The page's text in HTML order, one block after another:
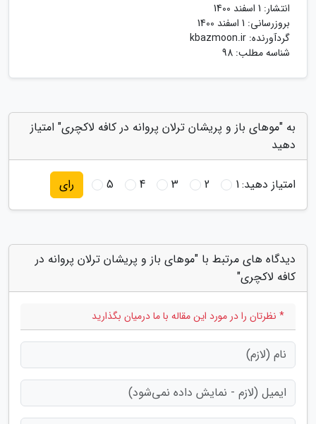
انتشار: 1 اسفند 1400
بروزرسانی: 1 اسفند 1400
گردآورنده: kbazmoon.ir
شناسه مطلب: 98
به "موهای باز و پریشان ترلان پروانه در کافه لاکچری" امتیاز
دهید
امتیاز دهید:1
2
3
4
5 رای
دیدگاه های مرتبط با "موهای باز و پریشان ترلان پروانه در
کافه لاکچری"
* نظرتان را در مورد این مقاله با ما درمیان بگذارید